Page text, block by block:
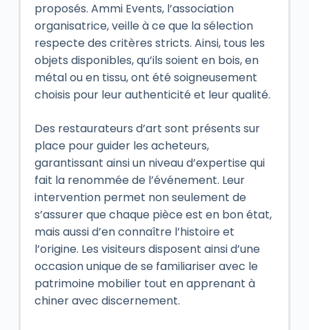
proposés. Ammi Events, l’association
organisatrice, veille à ce que la sélection
respecte des critères stricts. Ainsi, tous les
objets disponibles, qu’ils soient en bois, en
métal ou en tissu, ont été soigneusement
choisis pour leur authenticité et leur qualité.
Des restaurateurs d’art sont présents sur
place pour guider les acheteurs,
garantissant ainsi un niveau d’expertise qui
fait la renommée de l’événement. Leur
intervention permet non seulement de
s’assurer que chaque pièce est en bon état,
mais aussi d’en connaître l’histoire et
l’origine. Les visiteurs disposent ainsi d’une
occasion unique de se familiariser avec le
patrimoine mobilier tout en apprenant à
chiner avec discernement.